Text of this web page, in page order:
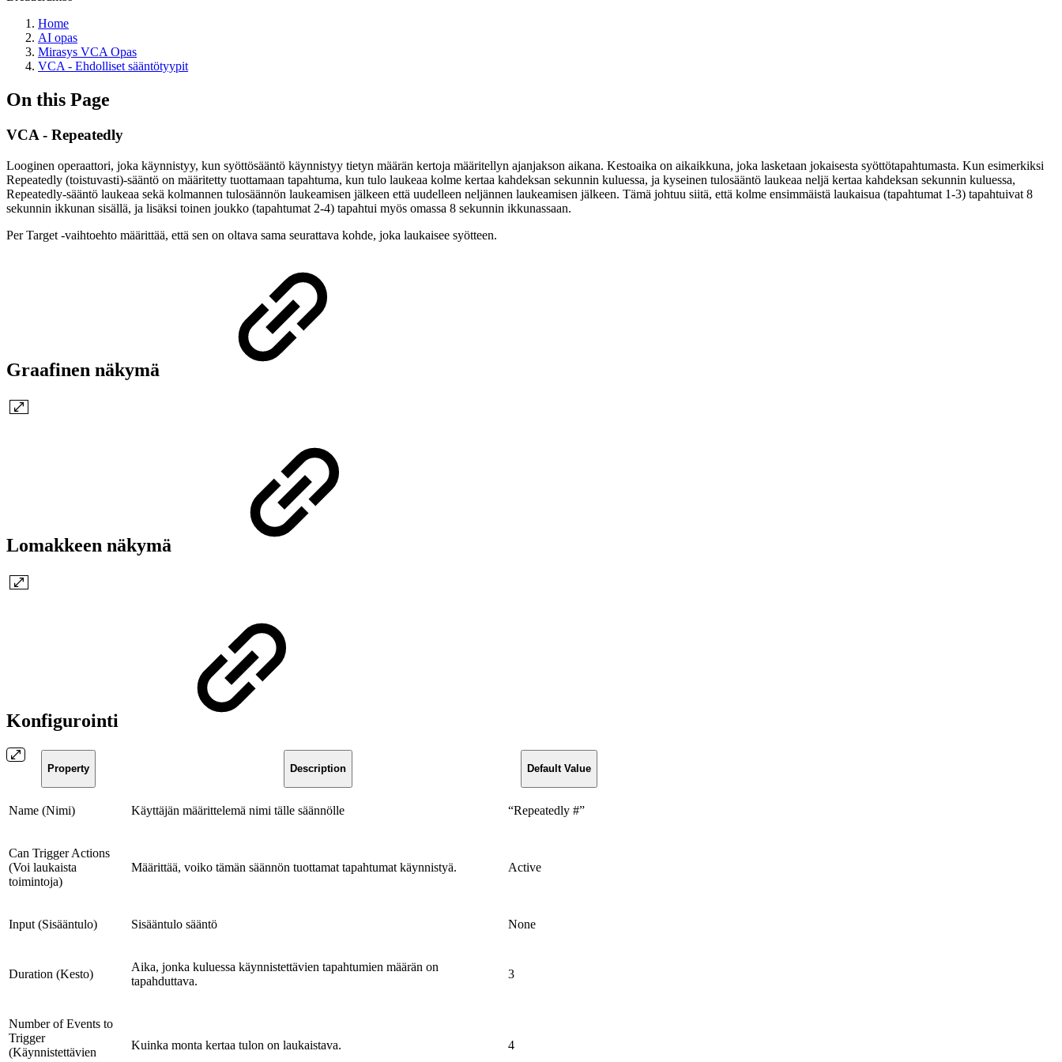
Home
AI opas
Mirasys VCA Opas
VCA - Ehdolliset sääntötyypit
On this Page
VCA - Repeatedly
Looginen operaattori, joka käynnistyy, kun syöttösääntö käynnistyy tietyn määrän kertoja määritellyn ajanjakson aikana. Kestoaika on aikaikkuna, joka lasketaan jokaisesta syöttötapahtumasta. Kun esimerkiksi
Repeatedly (toistuvasti)-sääntö on määritetty tuottamaan tapahtuma, kun tulo laukeaa kolme kertaa kahdeksan sekunnin kuluessa, ja kyseinen tulosääntö laukeaa neljä kertaa kahdeksan sekunnin kuluessa,
Repeatedly-sääntö laukeaa sekä kolmannen tulosäännön laukeamisen jälkeen että uudelleen neljännen laukeamisen jälkeen. Tämä johtuu siitä, että kolme ensimmäistä laukaisua (tapahtumat 1-3) tapahtuivat 8
sekunnin ikkunan sisällä, ja lisäksi toinen joukko (tapahtumat 2-4) tapahtui myös omassa 8 sekunnin ikkunassaan.
Per Target -vaihtoehto määrittää, että sen on oltava sama seurattava kohde, joka laukaisee syötteen.
Graafinen näkymä
Lomakkeen näkymä
Konfigurointi
Property Description Default Value
Name (Nimi) Käyttäjän määrittelemä nimi tälle säännölle “Repeatedly #”
Can Trigger Actions
(Voi laukaista
toimintoja)
Määrittää, voiko tämän säännön tuottamat tapahtumat käynnistyä. Active
Input (Sisääntulo) Sisääntulo sääntö None
Duration (Kesto)
Aika, jonka kuluessa käynnistettävien tapahtumien määrän on
tapahduttava.
3
Number of Events to
Trigger
(Käynnistettävien
Kuinka monta kertaa tulon on laukaistava. 4